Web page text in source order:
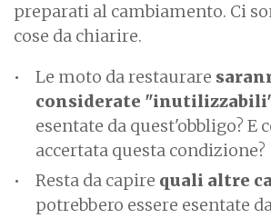
preparati al cambiamento. Ci
cose da chiarire.
Le moto da restaurare
considerate
esentate da quest'obbligo? E
accertata questa condizione?
Resta da capire quali altre
potrebbero essere esentate